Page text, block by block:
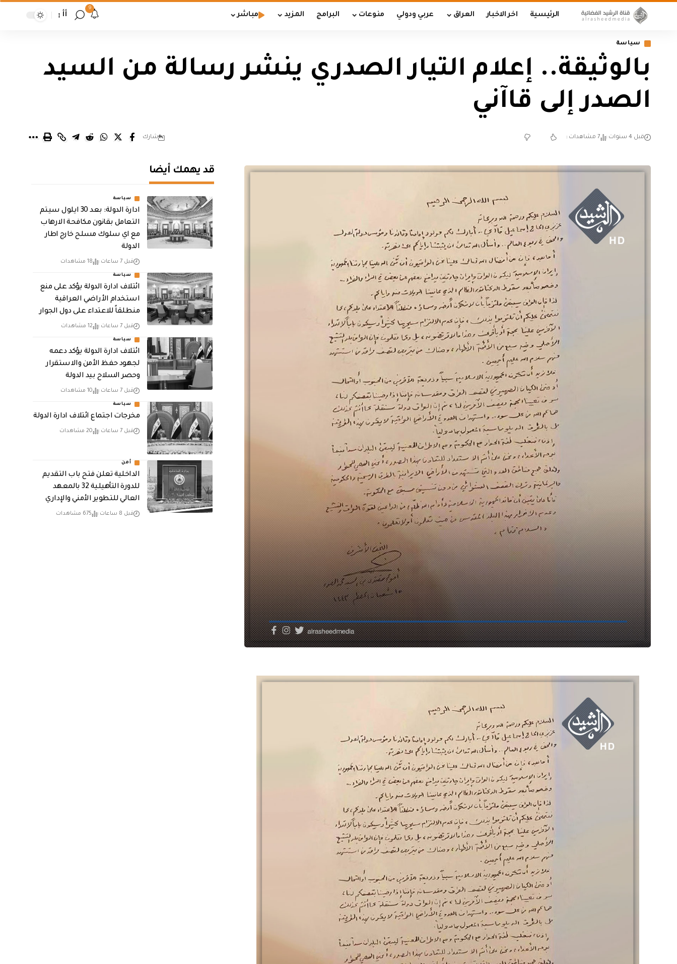
الرئيسية اخر الاخبار العراق عربي ودولي منوعات البرامج المزيد مباشر
9
أأ
سياسة
بالوثيقة.. إعلام التيار الصدري ينشر رسالة من السيد
الصدر إلى قاآني
قبل 4 سنوات 7 مشاهدات شارك
قد يهمك أيضا
سياسة
ادارة الدولة: بعد 30 ايلول سيتم
التعامل بقانون مكافحة الارهاب
مع اي سلوك مسلح خارج اطار
الدولة
قبل 7 ساعات 18 مشاهدات
سياسة
ائتلاف ادارة الدولة يؤكد على منع
استخدام الأراضي العراقية
منطلقاً للاعتداء على دول الجوار
قبل 7 ساعات 12 مشاهدات
سياسة
ائتلاف ادارة الدولة يؤكد دعمه
لجهود حفظ الأمن والاستقرار
وحصر السلاح بيد الدولة
قبل 7 ساعات 10 مشاهدات
سياسة
مخرجات اجتماع ائتلاف ادارة الدولة
قبل 7 ساعات 20 مشاهدات
أمن
الداخلية تعلن فتح باب التقديم
للدورة التأهيلية 32 بالمعهد
العالي للتطوير الأمني والإداري
قبل 8 ساعات 675 مشاهدات